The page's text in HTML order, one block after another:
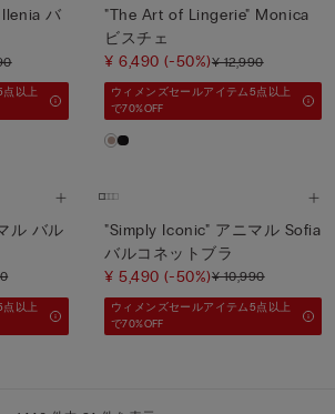
バ
点以上
"The Art of Lingerie" Monica
ビスチェ
¥ 6,490(-50%)¥ 12,990
ウィメンズセールアイテム5点以上
で70%OFF
ル バル
以上
"Simply Iconic" アニマル Sofia
バルコネットブラ
¥ 5,490(-50%)¥ 10,990
ウィメンズセールアイテム5点以上
で70%OFF